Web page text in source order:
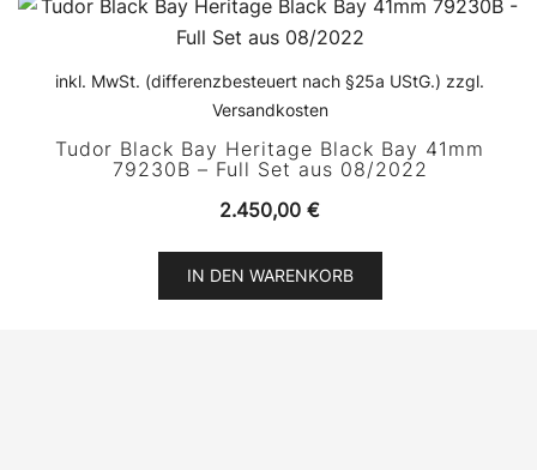
inkl. MwSt. (differenzbesteuert nach §25a UStG.) zzgl.
Versandkosten
Tudor Black Bay Heritage Black Bay 41mm
79230B – Full Set aus 08/2022
2.450,00 €
IN DEN WARENKORB